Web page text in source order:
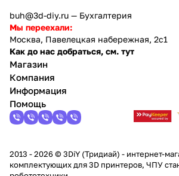
buh@3d-diy.ru — Бухгалтерия
Мы переехали:
Москва, Павелецкая набережная, 2с1
Как до нас добраться, см. тут
Магазин
Компания
Информация
Помощь
2013 - 2026 © 3DiY (Тридиай) - интернет-
комплектующих для 3D принтеров, ЧПУ